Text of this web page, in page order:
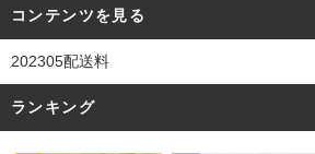
コンテンツを見る
202305配送料
ランキング